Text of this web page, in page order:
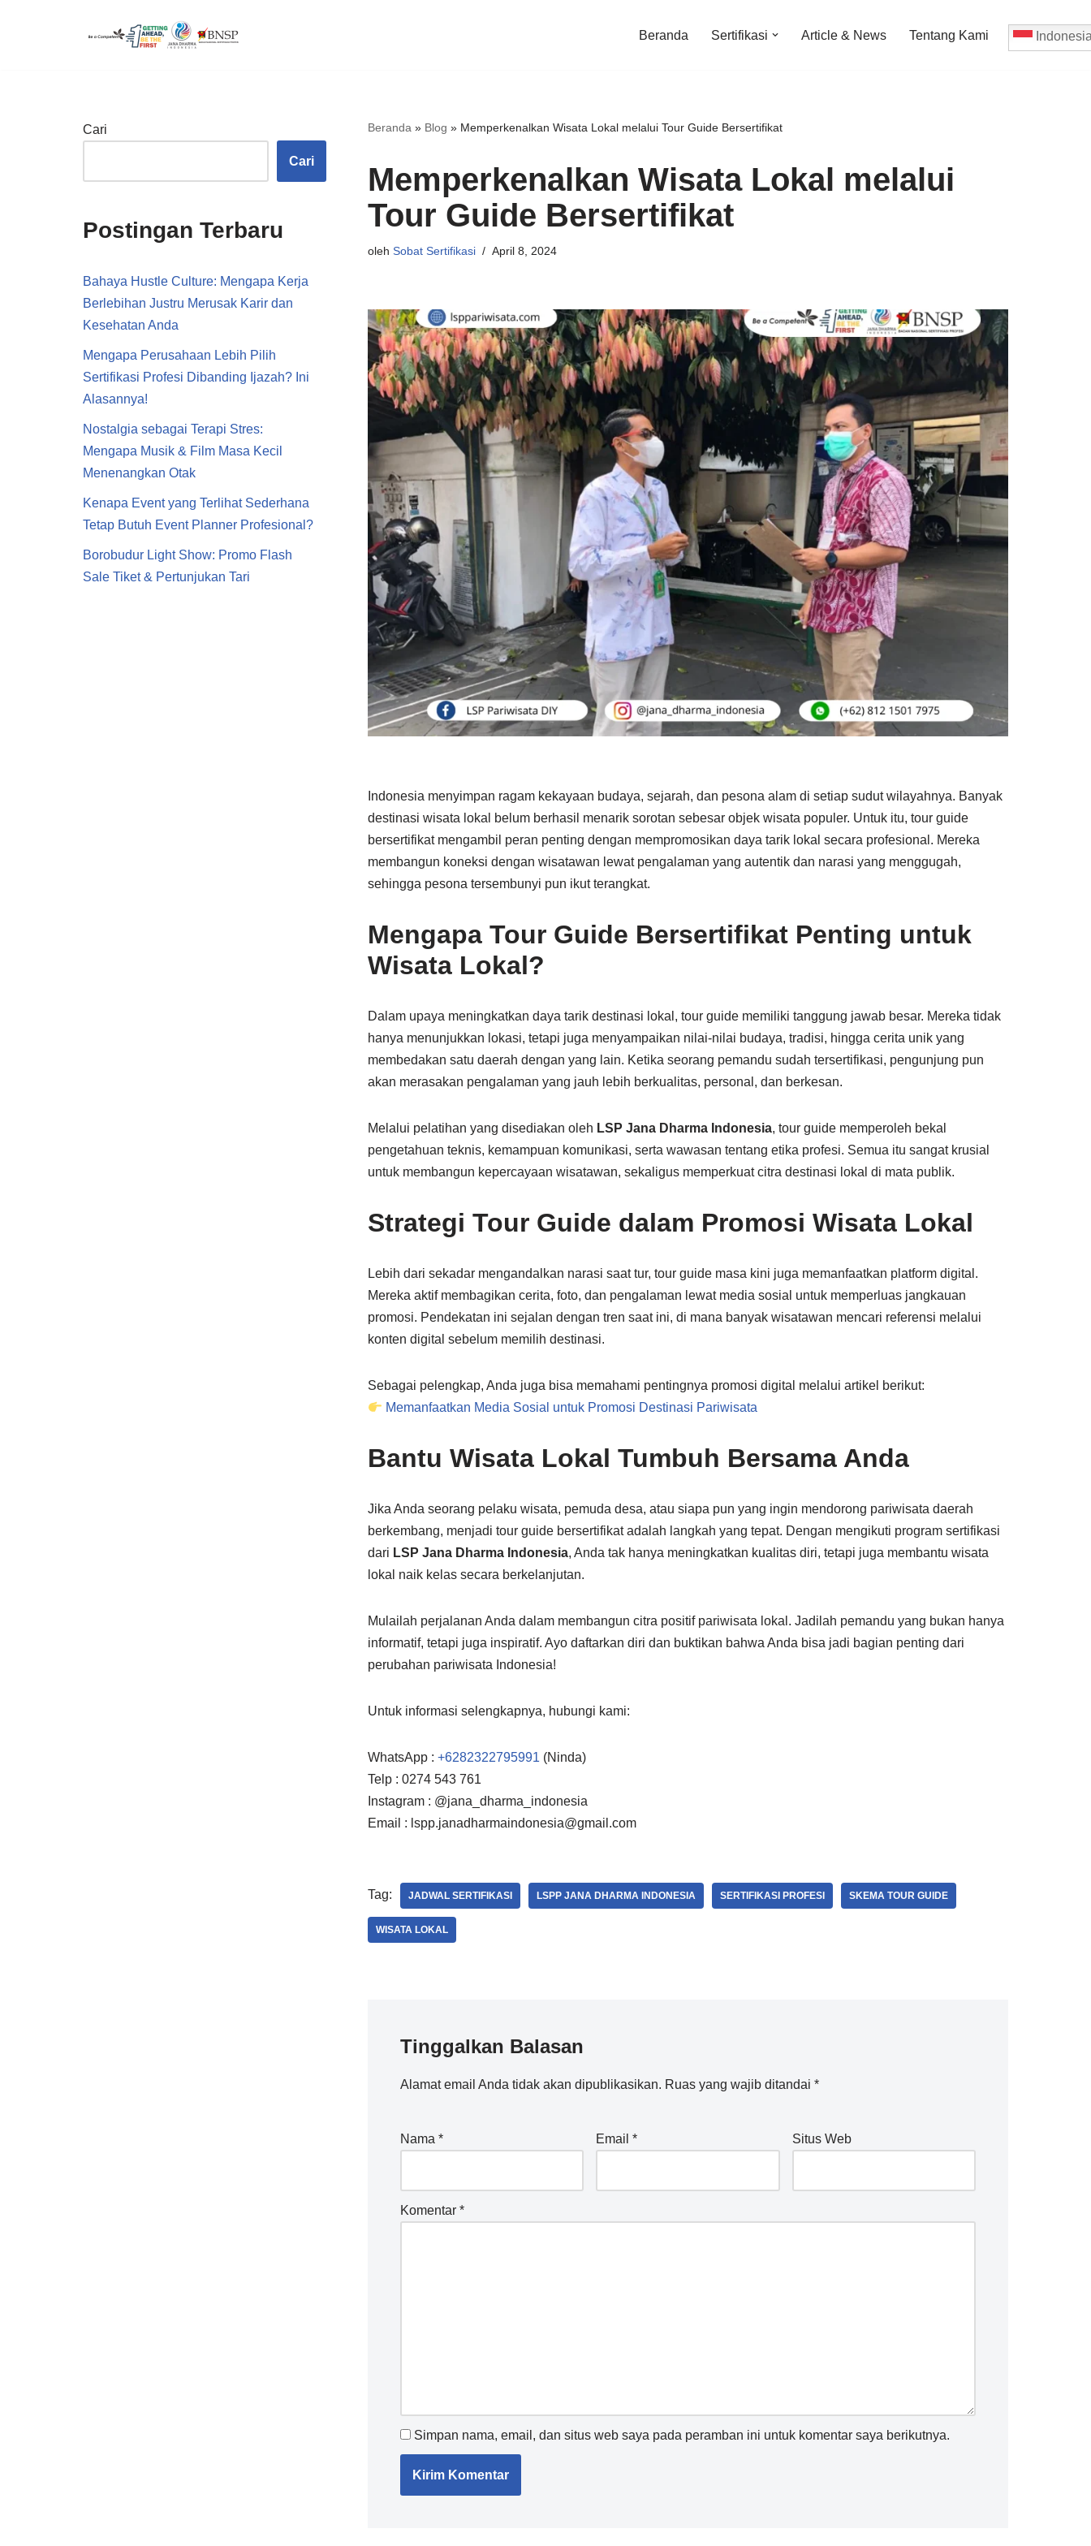
Beranda Sertifikasi Article & News Tentang Kami
Cari
Cari
Postingan Terbaru
Bahaya Hustle Culture: Mengapa Kerja
Berlebihan Justru Merusak Karir dan
Kesehatan Anda
Mengapa Perusahaan Lebih Pilih
Sertifikasi Profesi Dibanding Ijazah? Ini
Alasannya!
Nostalgia sebagai Terapi Stres:
Mengapa Musik & Film Masa Kecil
Menenangkan Otak
Kenapa Event yang Terlihat Sederhana
Tetap Butuh Event Planner Profesional?
Borobudur Light Show: Promo Flash
Sale Tiket & Pertunjukan Tari
Beranda » Blog » Memperkenalkan Wisata Lokal melalui Tour Guide Bersertifikat
Memperkenalkan Wisata Lokal melalui
Tour Guide Bersertifikat
oleh Sobat Sertifikasi April 8, 2024
Indonesia menyimpan ragam kekayaan budaya, sejarah, dan pesona alam di setiap sudut wilayahnya. Banyak
destinasi wisata lokal belum berhasil menarik sorotan sebesar objek wisata populer. Untuk itu, tour guide
bersertifikat mengambil peran penting dengan mempromosikan daya tarik lokal secara profesional. Mereka
membangun koneksi dengan wisatawan lewat pengalaman yang autentik dan narasi yang menggugah,
sehingga pesona tersembunyi pun ikut terangkat.
Mengapa Tour Guide Bersertifikat Penting untuk
Wisata Lokal?
Dalam upaya meningkatkan daya tarik destinasi lokal, tour guide memiliki tanggung jawab besar. Mereka tidak
hanya menunjukkan lokasi, tetapi juga menyampaikan nilai-nilai budaya, tradisi, hingga cerita unik yang
membedakan satu daerah dengan yang lain. Ketika seorang pemandu sudah tersertifikasi, pengunjung pun
akan merasakan pengalaman yang jauh lebih berkualitas, personal, dan berkesan.
Melalui pelatihan yang disediakan oleh LSP Jana Dharma Indonesia, tour guide memperoleh bekal
pengetahuan teknis, kemampuan komunikasi, serta wawasan tentang etika profesi. Semua itu sangat krusial
untuk membangun kepercayaan wisatawan, sekaligus memperkuat citra destinasi lokal di mata publik.
Strategi Tour Guide dalam Promosi Wisata Lokal
Lebih dari sekadar mengandalkan narasi saat tur, tour guide masa kini juga memanfaatkan platform digital.
Mereka aktif membagikan cerita, foto, dan pengalaman lewat media sosial untuk memperluas jangkauan
promosi. Pendekatan ini sejalan dengan tren saat ini, di mana banyak wisatawan mencari referensi melalui
konten digital sebelum memilih destinasi.
Sebagai pelengkap, Anda juga bisa memahami pentingnya promosi digital melalui artikel berikut:
Memanfaatkan Media Sosial untuk Promosi Destinasi Pariwisata
Bantu Wisata Lokal Tumbuh Bersama Anda
Jika Anda seorang pelaku wisata, pemuda desa, atau siapa pun yang ingin mendorong pariwisata daerah
berkembang, menjadi tour guide bersertifikat adalah langkah yang tepat. Dengan mengikuti program sertifikasi
dari LSP Jana Dharma Indonesia, Anda tak hanya meningkatkan kualitas diri, tetapi juga membantu wisata
lokal naik kelas secara berkelanjutan.
Mulailah perjalanan Anda dalam membangun citra positif pariwisata lokal. Jadilah pemandu yang bukan hanya
informatif, tetapi juga inspiratif. Ayo daftarkan diri dan buktikan bahwa Anda bisa jadi bagian penting dari
perubahan pariwisata Indonesia!
Untuk informasi selengkapnya, hubungi kami:
WhatsApp : +6282322795991 (Ninda)
Telp : 0274 543 761
Instagram : @jana_dharma_indonesia
Email : lspp.janadharmaindonesia@gmail.com
Tag: JADWAL SERTIFIKASI LSPP JANA DHARMA INDONESIA SERTIFIKASI PROFESI SKEMA TOUR GUIDE
WISATA LOKAL
Tinggalkan Balasan
Alamat email Anda tidak akan dipublikasikan. Ruas yang wajib ditandai *
Nama * Email* Situs Web
Komentar *
Simpan nama, email, dan situs web saya pada peramban ini untuk komentar saya berikutnya.